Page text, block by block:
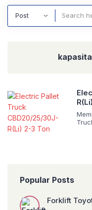
Popular Posts
Forklift